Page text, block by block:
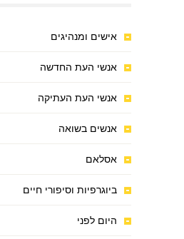
אישים ומנהיגים
אנשי העת החדשה
אנשי העת העתיקה
אנשים בשואה
אסלאם
ביוגרפיות וסיפורי חיים
היום לפני